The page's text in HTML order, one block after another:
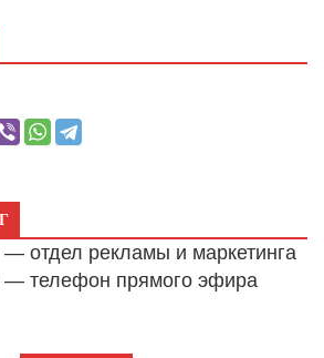
— отдел рекламы и маркетинга
— телефон прямого эфира